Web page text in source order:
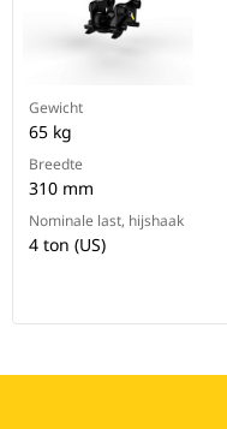
Gewicht
65 kg
Breedte
310 mm
Nominale last, hijshaak
4 ton (US)